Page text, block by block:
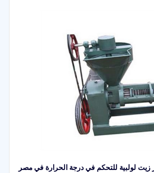
لولبية للتحكم في درجة الحرارة في مصر